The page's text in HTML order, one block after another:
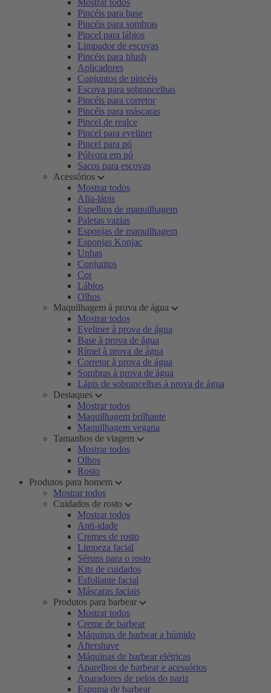
Mostrar todos
Pincéis para base
Pincéis para sombras
Pincel para lábios
Limpador de escovas
Pincéis para blush
Aplicadores
Conjuntos de pincéis
Escova para sobrancelhas
Pincéis para corretor
Pincéis para máscaras
Pincel de realce
Pincel para eyeliner
Pincel para pó
Pólvora em pó
Sacos para escovas
Acessórios
Mostrar todos
Afia-lápis
Espelhos de maquilhagem
Paletas vazias
Esponjas de maquilhagem
Esponjas Konjac
Unhas
Conjuntos
Cor
Lábios
Olhos
Maquilhagem à prova de água
Mostrar todos
Eyeliner à prova de água
Base à prova de água
Rímel à prova de água
Corretor à prova de água
Sombras à prova de água
Lápis de sobrancelhas à prova de água
Destaques
Mostrar todos
Maquilhagem brilhante
Maquilhagem vegana
Tamanhos de viagem
Mostrar todos
Olhos
Rosto
Produtos para homem
Mostrar todos
Cuidados de rosto
Mostrar todos
Anti-idade
Cremes de rosto
Limpeza facial
Séruns para o rosto
Kits de cuidados
Esfoliante facial
Máscaras faciais
Produtos para barbear
Mostrar todos
Creme de barbear
Máquinas de barbear a húmido
Aftershave
Máquinas de barbear elétricas
Aparelhos de barbear e acessórios
Aparadores de pelos do nariz
Espuma de barbear